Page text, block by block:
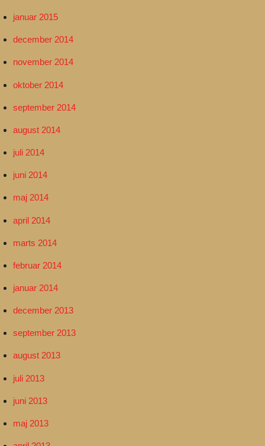
januar 2015
december 2014
november 2014
oktober 2014
september 2014
august 2014
juli 2014
juni 2014
maj 2014
april 2014
marts 2014
februar 2014
januar 2014
december 2013
september 2013
august 2013
juli 2013
juni 2013
maj 2013